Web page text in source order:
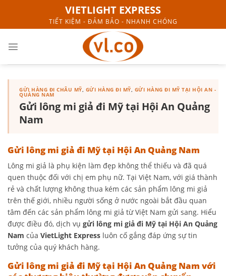
content
VIETLIGHT EXPRESS
TIẾT KIỆM - ĐẢM BẢO - NHANH CHÓNG
GỬI HÀNG ĐI CHÂU MỸ, GỬI HÀNG ĐI MỸ, GỬI HÀNG ĐI MỸ TẠI HỘI AN -
QUẢNG NAM
Gửi lông mi giả đi Mỹ tại Hội An Quảng
Nam
Gửi lông mi giả đi Mỹ tại Hội An Quảng Nam
Lông mi giả là phụ kiện làm đẹp không thể thiếu và đã quá
quen thuộc đối với chị em phụ nữ. Tại Việt Nam, với giá thành
rẻ và chất lượng không thua kém các sản phẩm lông mi giả
trên thế giới, nhiều người sống ở nước ngoài bắt đầu quan
tâm đến các sản phẩm lông mi giả từ Việt Nam gửi sang. Hiểu
được điều đó, dịch vụ gửi lông mi giả đi Mỹ tại Hội An Quảng
Nam của VietLight Express luôn cố gắng đáp ứng sự tin
tưởng của quý khách hàng.
Gửi lông mi giả đi Mỹ tại Hội An Quảng Nam với